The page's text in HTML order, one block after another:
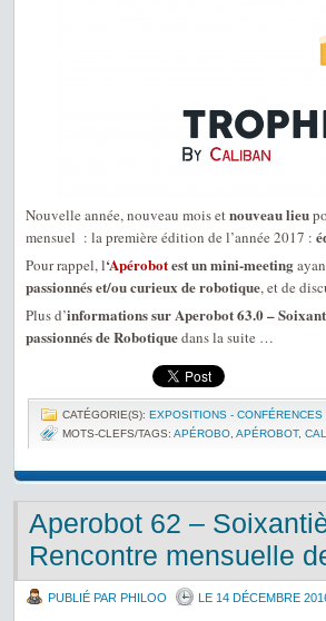
Nouvelle année, nouveau mois etnouveau lieu
mensuel : la première édition de l’année 2017 :
Pour rappel, l‘Apérobotest un mini-meeting
passionnés et/ou curieux de robotique, et de
Plus d’informations sur Aperobot 63.0 –
passionnés de Robotiquedans la suite …
CATÉGORIE(S): EXPOSITIONS -
MOTS-CLEFS/TAGS: APÉROBO APÉROBOT,
Aperobot 62 –
Rencontre mensuelle
PUBLIÉ PAR PHILOO LE 14 DÉCEMBRE